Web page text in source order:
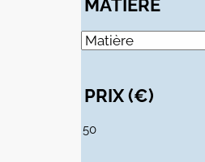
MATIERE
PRIX (€)